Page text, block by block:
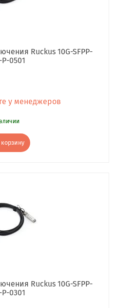
Ruckus 10G-SFPP-
P-0501
у менеджеров
Ruckus 10G-SFPP-
P-0301